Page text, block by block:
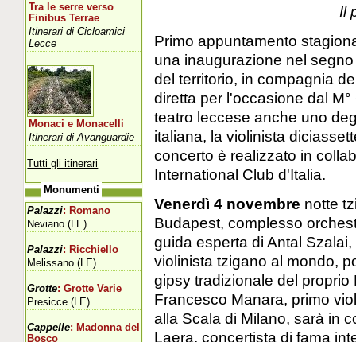
Il
Primo appuntamento
una inaugurazione nel
del territorio, in compagnia
diretta per l'occasione dal
teatro leccese anche uno
italiana, la violinista
concerto è realizzato in
International Club d'Italia.
Venerdì 4 novembre notte
Budapest, complesso
guida esperta di Antal
violinista tzigano al mondo,
gipsy tradizionale del
Francesco Manara, primo
alla Scala di Milano, sarà in
Laera, concertista di fama
Tra le serre verso
Finibus Terrae
Itinerari di Cicloamici
Lecce
Monaci e Monacelli
Itinerari di Avanguardie
Tutti gli itinerari
Monumenti
Palazzi: Romano
Neviano (LE)
Palazzi: Ricchiello
Melissano (LE)
Grotte: Grotte Varie
Presicce (LE)
Cappelle: Madonna del
Bosco